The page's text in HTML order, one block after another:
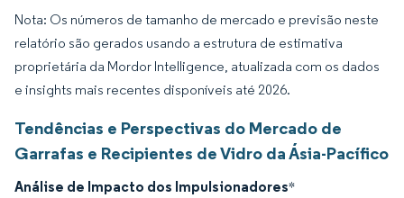
Nota: Os números de tamanho de mercado e previsão neste
relatório são gerados usando a estrutura de estimativa
proprietária da Mordor Intelligence, atualizada com os dados
e insights mais recentes disponíveis até 2026.
Tendências e Perspectivas do Mercado de
Garrafas e Recipientes de Vidro da Ásia-Pacífico
Análise de Impacto dos Impulsionadores*